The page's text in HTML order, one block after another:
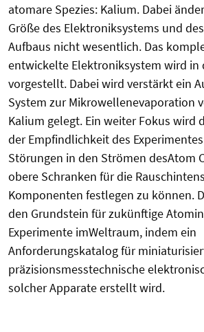
atomare Spezies: Kalium. Dabei
Größe des Elektroniksystems und
Aufbaus nicht wesentlich. Das
entwickelte Elektroniksystem wird in
vorgestellt. Dabei wird verstärkt ein
System zur Mikrowellenevaporation
Kalium gelegt. Ein weiter Fokus wird
der Empfindlichkeit des
Störungen in den Strömen desAtom
obere Schranken für die
Komponenten festlegen zu können.
den Grundstein für zukünftige
Experimente imWeltraum, indem ein
Anforderungskatalog für
präzisionsmesstechnische
solcher Apparate erstellt wird.